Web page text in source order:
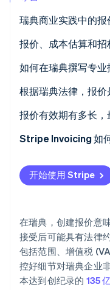
Stripe
立即观
瑞典商业实践中的报
报价、成本估算和招
如何在瑞典撰写专业
根据瑞典法律，报价
报价有效期有多长，
有效期
价格期望
范围变更
Stripe Invoicing 如
开始使用 Stripe
在瑞典，创建报价意
接受后可能具有法律
包括范围、增值税
控好细节对瑞典企业
本达到创纪录的 135